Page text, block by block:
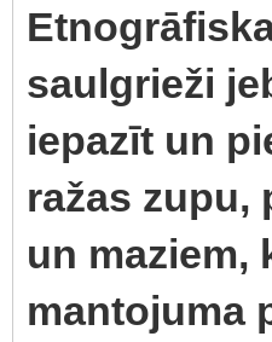
saulgrieži
iepazīt un
ražas zupu,
un maziem,
mantojuma